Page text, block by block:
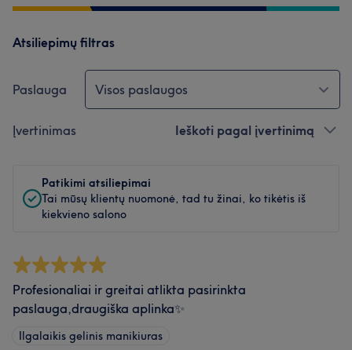
Atsiliepimų filtras
Paslauga Visos paslaugos
Įvertinimas Ieškoti pagal įvertinimą
Patikimi atsiliepimai
Tai mūsų klientų nuomonė, tad tu žinai, ko tikėtis iš
kiekvieno salono
Profesionaliai ir greitai atlikta pasirinkta
paslauga,draugiška aplinka✨
Ilgalaikis gelinis manikiuras